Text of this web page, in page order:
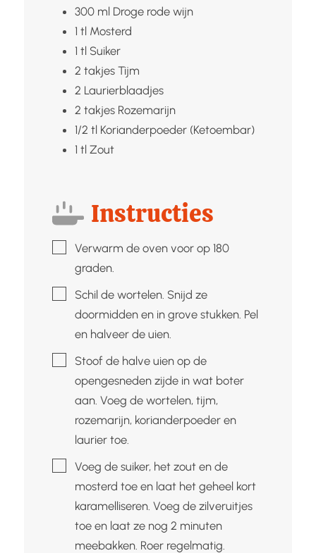
300 ml Droge rode wijn
1 tl Mosterd
1 tl Suiker
2 takjes Tijm
2 Laurierblaadjes
2 takjes Rozemarijn
1/2 tl Korianderpoeder (Ketoembar)
1 tl Zout
Instructies
▢Verwarm de oven voor op 180
graden.
▢Schil de wortelen. Snijd ze
doormidden en in grove stukken. Pel
en halveer de uien.
▢Stoof de halve uien op de
opengesneden zijde in wat boter
aan. Voeg de wortelen, tijm,
rozemarijn, korianderpoeder en
laurier toe.
▢Voeg de suiker, het zout en de
mosterd toe en laat het geheel kort
karamelliseren. Voeg de zilveruitjes
toe en laat ze nog 2 minuten
meebakken. Roer regelmatig.